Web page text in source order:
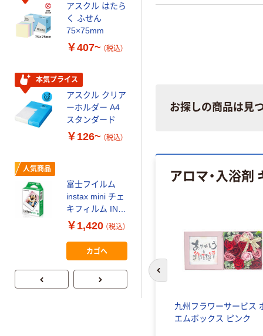
お探しの商品は見
アロマ・入浴
九州フラワーサービス
エムボックス ピンク
アスクル はたら
く ふせん
75×75mm
￥407~ （税込）
本気プライス
アスクル クリア
ーホルダー A4
スタンダード
￥126~ （税込）
人気商品
富士フイルム
instax mini チェ
キフィルム INS
MINI JP1 1パッ
ク（10枚入り）
￥1,420 （税込）
カゴへ
証
オリジナル
ミー+
￥149~
カラ 厚さ
0.22mm 布テー
プ
￥145~ （税込）